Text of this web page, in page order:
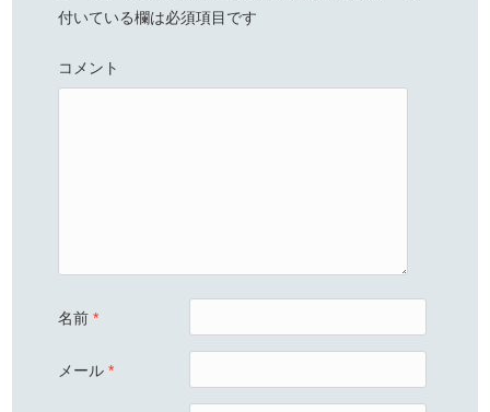
付いている欄は必須項目です
コメント
名前*
メール*